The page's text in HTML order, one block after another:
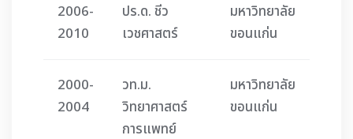
2006-
2010
ปร.ด. ชีว
เวชศาสตร์
มหาวิทยาลัย
ขอนแก่น
2000-
2004
วท.ม.
วิทยาศาสตร์
การแพทย์
มหาวิทยาลัย
ขอนแก่น